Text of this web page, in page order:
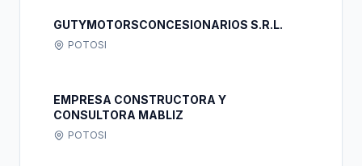
GUTYMOTORSCONCESIONARIOS S.R.L.
POTOSI
EMPRESA CONSTRUCTORA Y
CONSULTORA MABLIZ
POTOSI